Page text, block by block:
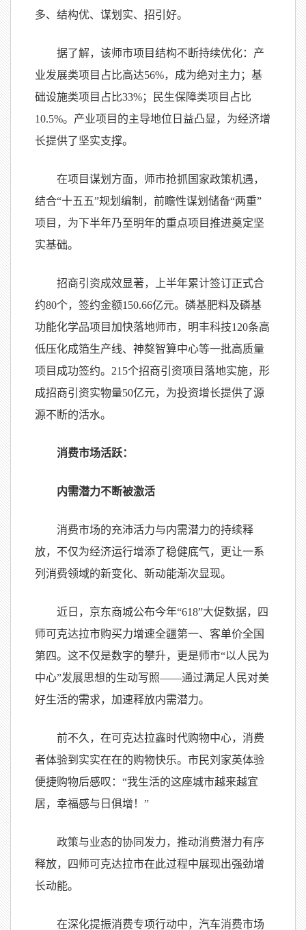
多、结构优、谋划实、招引好。
据了解，该师市项目结构不断持续优化：产
业发展类项目占比高达56%，成为绝对主力；基
础设施类项目占比33%；民生保障类项目占比
10.5%。产业项目的主导地位日益凸显，为经济增
长提供了坚实支撑。
在项目谋划方面，师市抢抓国家政策机遇，
结合“十五五”规划编制，前瞻性谋划储备“两重”
项目，为下半年乃至明年的重点项目推进奠定坚
实基础。
招商引资成效显著，上半年累计签订正式合
约80个，签约金额150.66亿元。磷基肥料及磷基
功能化学品项目加快落地师市，明丰科技120条高
低压化成箔生产线、神獒智算中心等一批高质量
项目成功签约。215个招商引资项目落地实施，形
成招商引资实物量50亿元，为投资增长提供了源
源不断的活水。
消费市场活跃：
内需潜力不断被激活
消费市场的充沛活力与内需潜力的持续释
放，不仅为经济运行增添了稳健底气，更让一系
列消费领域的新变化、新动能渐次显现。
近日，京东商城公布今年“618”大促数据，四
师可克达拉市购买力增速全疆第一、客单价全国
第四。这不仅是数字的攀升，更是师市“以人民为
中心”发展思想的生动写照——通过满足人民对美
好生活的需求，加速释放内需潜力。
前不久，在可克达拉鑫时代购物中心，消费
者体验到实实在在的购物快乐。市民刘家英体验
便捷购物后感叹：“我生活的这座城市越来越宜
居，幸福感与日俱增！”
政策与业态的协同发力，推动消费潜力有序
释放，四师可克达拉市在此过程中展现出强劲增
长动能。
在深化提振消费专项行动中，汽车消费市场